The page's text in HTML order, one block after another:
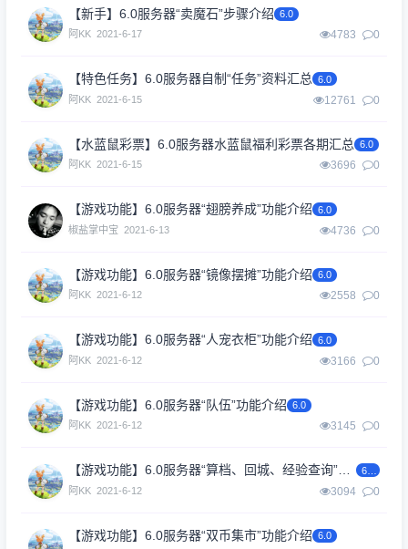
【新手】6.0服务器“卖魔石”步骤介绍 6.0
阿KK 2021-6-17 4783 0
【特色任务】6.0服务器自制“任务”资料汇总 6.0
阿KK 2021-6-15 12761 0
【水蓝鼠彩票】6.0服务器水蓝鼠福利彩票各期汇总 6.0
阿KK 2021-6-15 3696 0
【游戏功能】6.0服务器“翅膀养成”功能介绍 6.0
椒盐掌中宝 2021-6-13 4736 0
【游戏功能】6.0服务器“镜像摆摊”功能介绍 6.0
阿KK 2021-6-12 2558 0
【游戏功能】6.0服务器“人宠衣柜”功能介绍 6.0
阿KK 2021-6-12 3166 0
【游戏功能】6.0服务器“队伍”功能介绍 6.0
阿KK 2021-6-12 3145 0
【游戏功能】6.0服务器“算档、回城、经验查询”功能介绍
阿KK 2021-6-12 3094 0
【游戏功能】6.0服务器“双币集市”功能介绍 6.0